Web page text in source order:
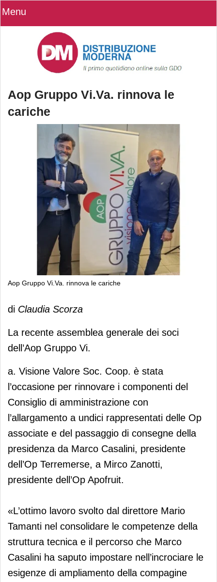
Menu
Aop Gruppo Vi.Va. rinnova le
cariche
Aop Gruppo Vi.Va. rinnova le cariche
Aop Gruppo Vi.Va. rinnova le cariche
di Claudia Scorza
La recente assemblea generale dei soci
dell’Aop Gruppo Vi.
a. Visione Valore Soc. Coop. è stata
l’occasione per rinnovare i componenti del
Consiglio di amministrazione con
l’allargamento a undici rappresentati delle Op
associate e del passaggio di consegne della
presidenza da Marco Casalini, presidente
dell’Op Terremerse, a Mirco Zanotti,
presidente dell’Op Apofruit.
«L’ottimo lavoro svolto dal direttore Mario
Tamanti nel consolidare le competenze della
struttura tecnica e il percorso che Marco
Casalini ha saputo impostare nell’incrociare le
esigenze di ampliamento della compagine